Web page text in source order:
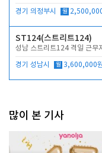
경기 의정부시 월
ST124(스트리트124)
성남 스트리트124 격일 근무
경기 성남시 월 3,600,000원
많이 본 기사